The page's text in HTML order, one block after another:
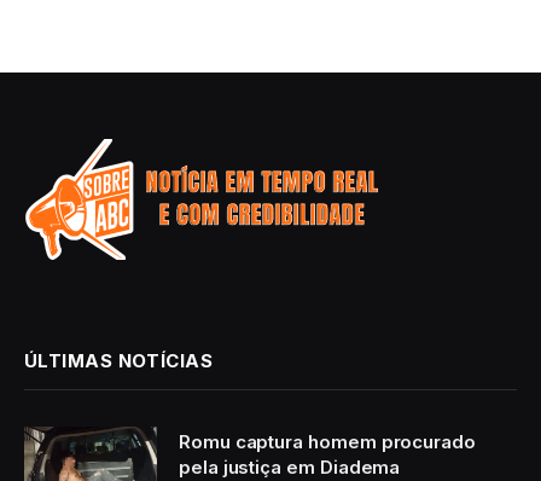
ÚLTIMAS NOTÍCIAS
Romu captura homem procurado
pela justiça em Diadema